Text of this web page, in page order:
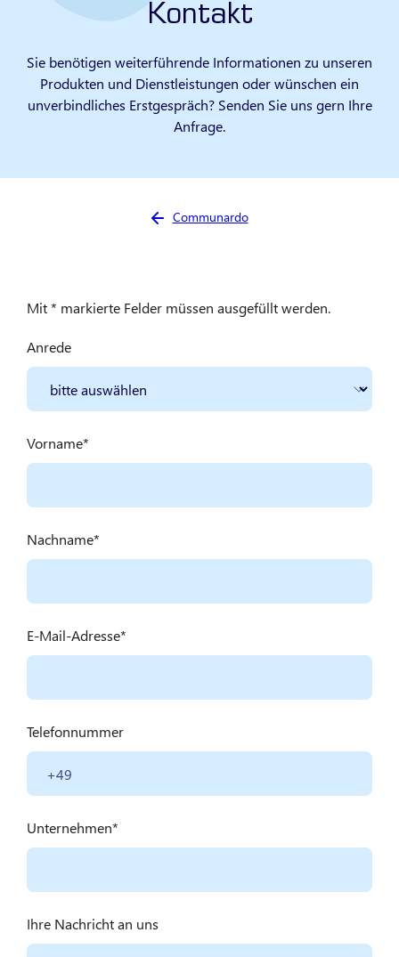
Kontakt
Sie benötigen weiterführende Informationen zu unseren
Produkten und Dienstleistungen oder wünschen ein
unverbindliches Erstgespräch? Senden Sie uns gern Ihre
Anfrage.
Sie sind hier:
Communardo
Mit * markierte Felder müssen ausgefüllt werden.
Anrede
Vorname
Nachname
E-Mail-Adresse
Telefonnummer
Unternehmen
Ihre Nachricht an uns